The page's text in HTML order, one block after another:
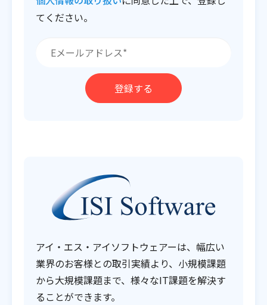
てください。
アイ・エス・アイソフトウェアーは、幅広い
業界のお客様との取引実績より、小規模課題
から大規模課題まで、様々なIT課題を解決す
ることができます。